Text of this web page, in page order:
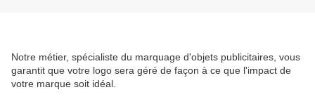
Notre métier, spécialiste du marquage d'objets publicitaires, vous
garantit que votre logo sera géré de façon à ce que l'impact de
votre marque soit idéal.